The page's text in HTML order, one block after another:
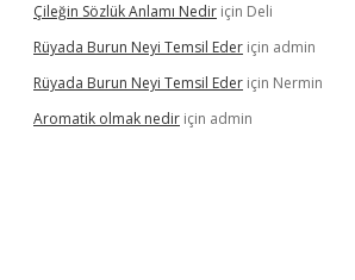
Çileğin Sözlük Anlamı Nedir için Deli
Rüyada Burun Neyi Temsil Eder için admin
Rüyada Burun Neyi Temsil Eder için Nermin
Aromatik olmak nedir için admin